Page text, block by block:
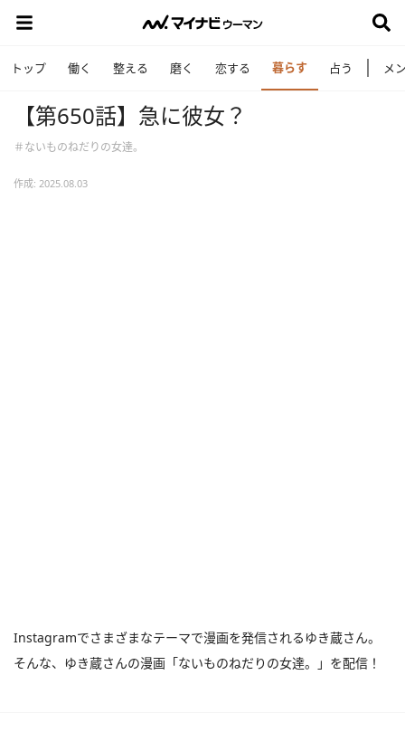
トップ 働く 整える 磨く 恋する 暮らす 占う メ
【第650話】急に彼女？
＃ないものねだりの女達。
作成: 2025.08.03
Instagramでさまざまなテーマで漫画を発信されるゆき蔵さん。
そんな、ゆき蔵さんの漫画「ないものねだりの女達。」を配信！